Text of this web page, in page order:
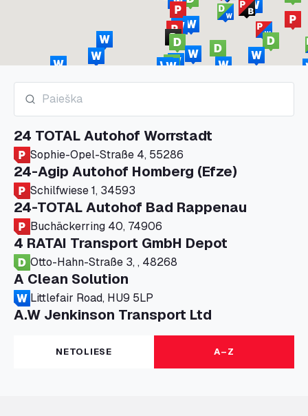
24 TOTAL Autohof Worrstadt
Sophie-Opel-Straße 4, 55286
24-Agip Autohof Homberg (Efze)
Schilfwiese 1, 34593
24-TOTAL Autohof Bad Rappenau
Buchäckerring 40, 74906
4 RATAI Transport GmbH Depot
Otto-Hahn-Straße 3, , 48268
A Clean Solution
Littlefair Road, HU9 5LP
A.W Jenkinson Transport Ltd
Progress House, ME11 5GA
A+G Nettetal - Depot Parking
Am Panneschopp 7, 41334
NETOLIESE A–Z